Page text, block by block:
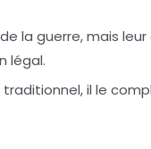
la guerre, mais
légal.
il le